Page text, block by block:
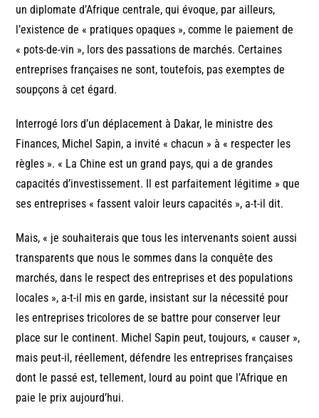
un diplomate d’Afrique centrale, qui évoque, par ailleurs,
l’existence de « pratiques opaques », comme le paiement de
« pots-de-vin », lors des passations de marchés. Certaines
entreprises françaises ne sont, toutefois, pas exemptes de
soupçons à cet égard.
Interrogé lors d’un déplacement à Dakar, le ministre des
Finances, Michel Sapin, a invité « chacun » à « respecter les
règles ». « La Chine est un grand pays, qui a de grandes
capacités d’investissement. Il est parfaitement légitime » que
ses entreprises « fassent valoir leurs capacités », a-t-il dit.
Mais, « je souhaiterais que tous les intervenants soient aussi
transparents que nous le sommes dans la conquête des
marchés, dans le respect des entreprises et des populations
locales », a-t-il mis en garde, insistant sur la nécessité pour
les entreprises tricolores de se battre pour conserver leur
place sur le continent. Michel Sapin peut, toujours, « causer »,
mais peut-il, réellement, défendre les entreprises françaises
dont le passé est, tellement, lourd au point que l’Afrique en
paie le prix aujourd’hui.